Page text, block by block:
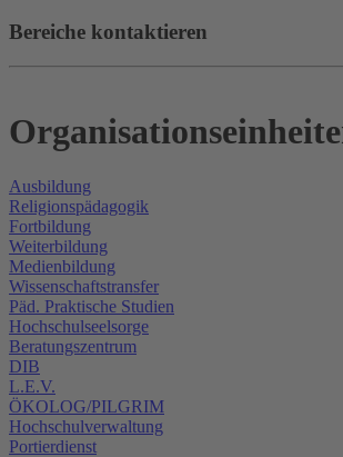
Bereiche kontaktieren
Ausbildung
Religionspädagogik
Fortbildung
Weiterbildung
Medienbildung
Wissenschaftstransfer
Päd. Praktische Studien
Hochschulseelsorge
Beratungszentrum
DIB
L.E.V.
ÖKOLOG/PILGRIM
Hochschulverwaltung
Portierdienst